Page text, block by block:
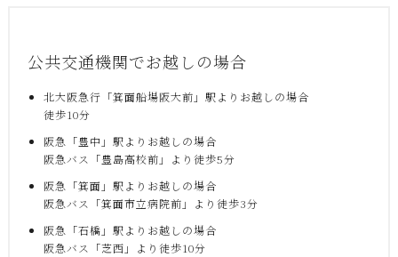
公共交通機関でお越しの場合
北大阪急行「箕面船場阪大前」駅よりお越しの場合
徒歩10分
阪急「豊中」駅よりお越しの場合
阪急バス「豊島高校前」より徒歩5分
阪急「箕面」駅よりお越しの場合
阪急バス「箕面市立病院前」より徒歩3分
阪急「石橋」駅よりお越しの場合
阪急バス「芝西」より徒歩10分